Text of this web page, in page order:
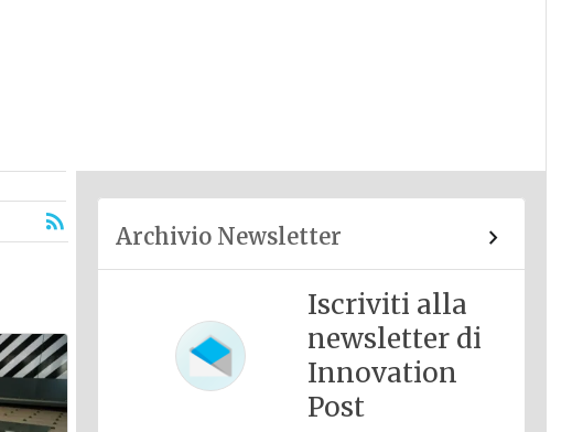
Archivio Newsletter
Iscriviti alla
newsletter di
Innovation
Post